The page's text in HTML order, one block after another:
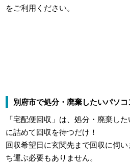
をご利用ください。
別府市で処分・廃棄したいパソ
「宅配便回収」は、処分・廃棄し
に詰めて回収を待つだけ！
回収希望日に玄関先まで回収に伺
ち運ぶ必要もありません。